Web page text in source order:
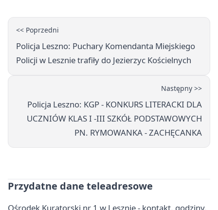
<< Poprzedni
Policja Leszno: Puchary Komendanta Miejskiego
Policji w Lesznie trafiły do Jezierzyc Kościelnych
Następny >>
Policja Leszno: KGP - KONKURS LITERACKI DLA
UCZNIÓW KLAS I -III SZKÓŁ PODSTAWOWYCH
PN. RYMOWANKA - ZACHĘCANKA
Przydatne dane teleadresowe